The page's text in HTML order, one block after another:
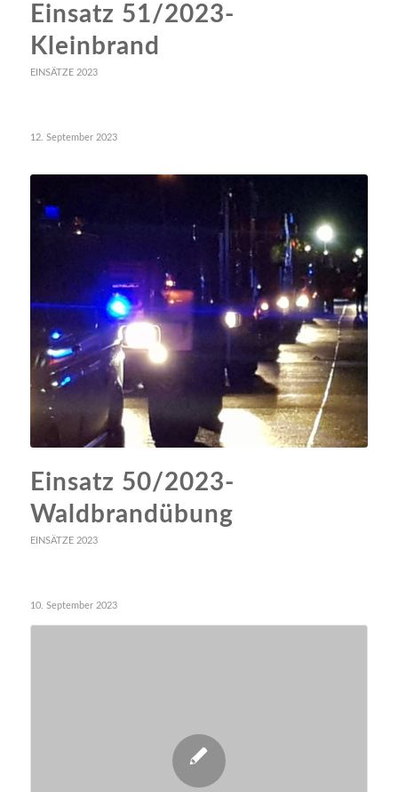
Einsatz 51/2023-
Kleinbrand
EINSÄTZE 2023
12. September 2023
Einsatz 50/2023-
Waldbrandübung
EINSÄTZE 2023
10. September 2023